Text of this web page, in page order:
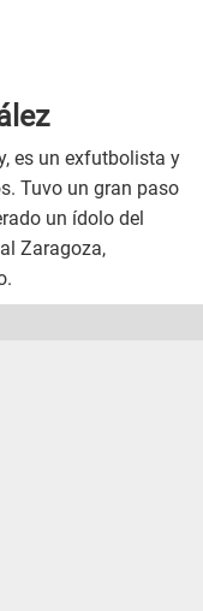
es un exfutbolista y
Tuvo un gran paso
un ídolo del
Zaragoza,